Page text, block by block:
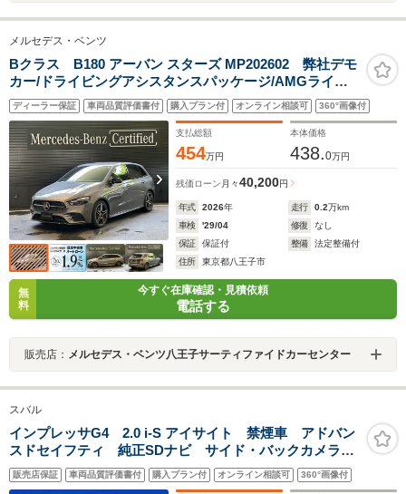
メルセデス・ベンツ
Bクラス B180 アーバン スターズ MP202602 弊社デモ
カー/ドライビングアシスタンスパッケージ/AMGライン/
ナイトパッケージ/レザーARTICO・MICROCUTシート/ア
ドバンスドサウンドシステム/MBUX AR ナビゲーション/
フットトランクオープナー
ディーラー保証 車両品質評価書付 購入プラン付 オンライン相談可 360°画像付
支払総額
454万円
本体価格
438.0万円
残価ローン 月々40,200円
年式 2026年 走行 0.2万km
車検
'29/04 修復
なし
保証
保証付 整備
法定整備付
住所
東京都八王子市
無
料
今すぐ在庫確認・見積依頼
電話する
販売店： メルセデス・ベンツ八王子サーティファイドカーセンター
スバル
インプレッサG4 2.0 i-S アイサイト 禁煙車 アドバン
スドセイフティ 純正SDナビ サイド・バックカメラ
パワーシート コーナーセンサー LEDライナー スマ
ートキー LEDヘッド ETC 純正18インチアルミ
販売店保証 車両品質評価書付 購入プラン付 オンライン相談可 360°画像付